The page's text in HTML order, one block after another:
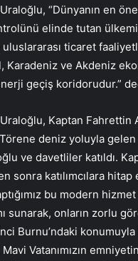
“Dünyanın en
elinde tutan
ticaret
Karadeniz ve Akdeniz
geçiş koridorudur.”
Kaptan
Törene deniz yoluyla
ve davetliler katıldı.
sonra katılımcılara hitap
bu modern
sunarak, onların zorlu
Burnu’ndaki konumuyla
Vatanımızın